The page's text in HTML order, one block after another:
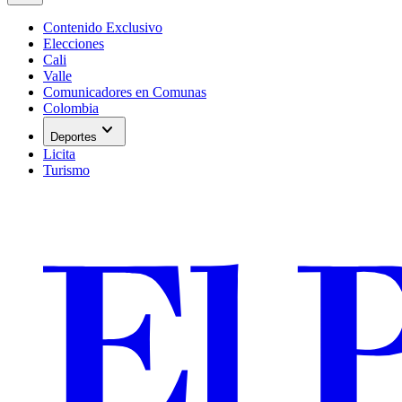
Contenido Exclusivo
Elecciones
Cali
Valle
Comunicadores en Comunas
Colombia
Deportes expand_more
Licita
Turismo